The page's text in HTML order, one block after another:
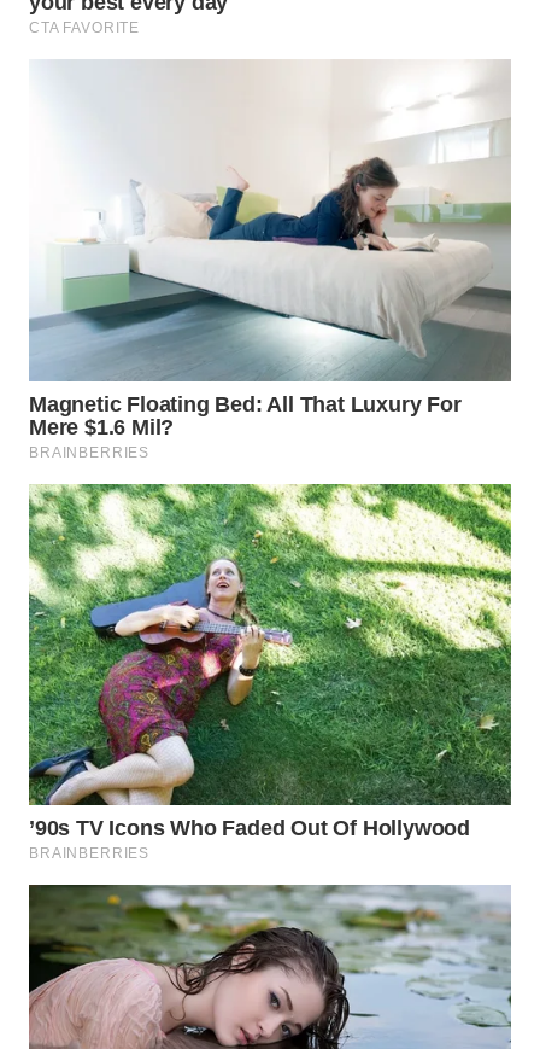
TAPANULI
SELATAN
WN
LESUNG
WN
WN
SIMALUNGUN
WN
LABUHANBATU
WN
TAPANULI
TENGAH
WN DELI
SERDANG
WN
TEBING
TINGGI
WN